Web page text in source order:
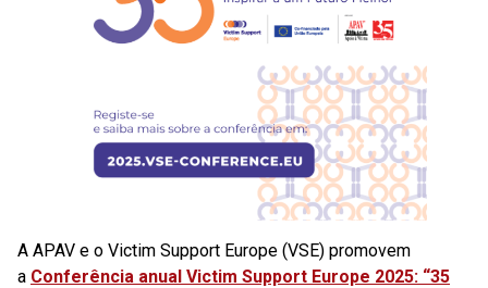
A APAV e o Victim Support Europe (VSE) promovem
a Conferência anual Victim Support Europe 2025: “35